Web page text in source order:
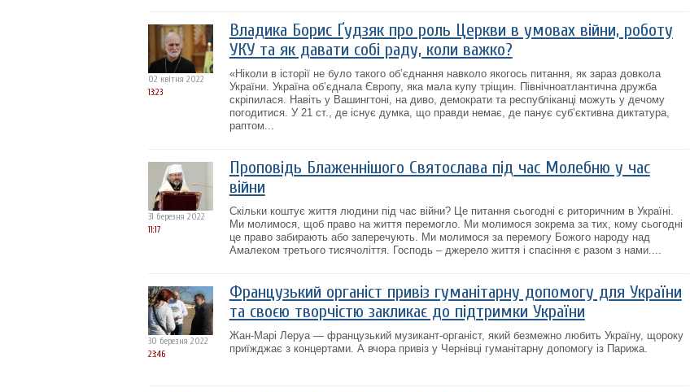
02 квітня 2022
13:23
Владика Борис Ґудзяк про роль Церкви в умовах війни, роботу
УКУ та як давати собі раду, коли важко?
«Ніколи в історії не було такого об’єднання навколо якогось питання, як зараз довкола
України. Україна об’єднала Європу, яка мала купу тріщин. Північноатлантична дружба
скріпилася. Навіть у Вашингтоні, на диво, демократи та республіканці можуть у дечому
погодитися. У 21 ст., де існує думка, що правди немає, де панує суб’єктивна диктатура,
раптом...
31 березня 2022
11:17
Проповідь Блаженнішого Святослава під час Молебню у час
війни
Скільки коштує життя людини під час війни? Це питання сьогодні є риторичним в Україні.
Ми молимося, щоб право на життя перемогло. Ми молимося зокрема за тих, кому сьогодні
це право забирають або заперечують. Ми молимося за перемогу Божого народу над
Амалеком третього тисячоліття. Господь – джерело життя і спасіння є разом з нами....
30 березня 2022
23:46
Французький органіст привіз гуманітарну допомогу для України
та своєю творчістю закликає до підтримки України
Жан-Марі Леруа — французький музикант-органіст, який безмежно любить Україну, щороку
приїжджає з концертами. А вчора привіз у Чернівці гуманітарну допомогу із Парижа.